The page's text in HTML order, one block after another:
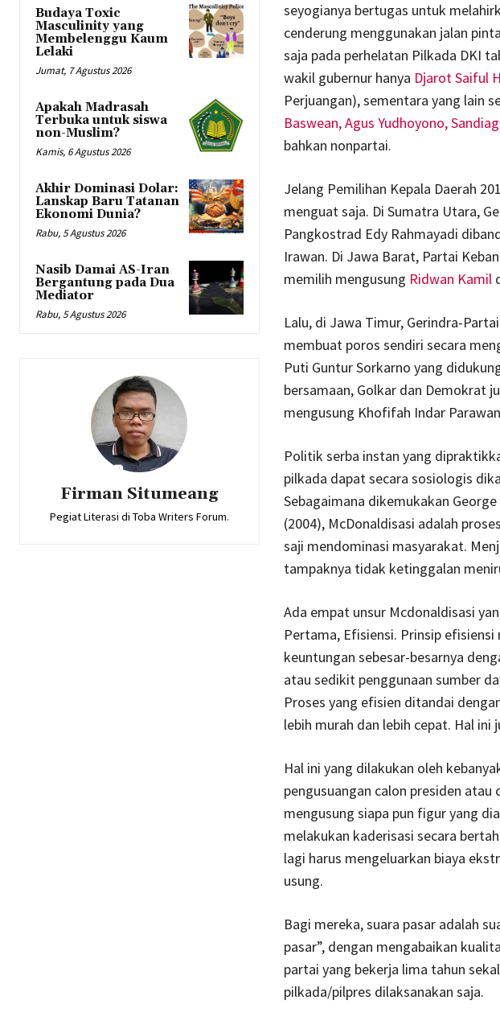
Budaya Toxic
Masculinity yang
Membelenggu Kaum
Lelaki
Jumat, 7 Agustus 2026
Apakah Madrasah
Terbuka untuk siswa
non-Muslim?
Kamis, 6 Agustus 2026
Akhir Dominasi Dolar:
Lanskap Baru Tatanan
Ekonomi Dunia?
Rabu, 5 Agustus 2026
Nasib Damai AS-Iran
Bergantung pada Dua
Mediator
Rabu, 5 Agustus 2026
Firman Situmeang
Pegiat Literasi di Toba Writers Forum.
seyogianya bertugas untuk
cenderung menggunakan jalan
saja pada perhelatan Pilkada DKI
wakil gubernur hanya Djarot Saiful
Perjuangan), sementara yang lain
Baswean,Agus Yudhoyono,
bahkan nonpartai.
Jelang Pemilihan Kepala Daerah
menguat saja. Di Sumatra Utara,
Pangkostrad Edy Rahmayadi
Irawan. Di Jawa Barat, Partai
memilih mengusung Ridwan Kamil
Lalu, di Jawa Timur, Gerindra-
membuat poros sendiri secara
Puti Guntur Sorkarno yang
bersamaan, Golkar dan Demokrat
mengusung Khofifah Indar
Politik serba instan yang
pilkada dapat secara sosiologis
Sebagaimana dikemukakan
(2004), McDonaldisasi adalah
saji mendominasi masyarakat.
tampaknya tidak ketinggalan
Ada empat unsur Mcdonaldisasi
Pertama, Efisiensi. Prinsip
keuntungan sebesar-besarnya
atau sedikit penggunaan sumber
Proses yang efisien ditandai
lebih murah dan lebih cepat. Hal ini
Hal ini yang dilakukan oleh
pengusuangan calon presiden
mengusung siapa pun figur yang
melakukan kaderisasi secara
lagi harus mengeluarkan biaya
usung.
Bagi mereka, suara pasar adalah
pasar”, dengan mengabaikan
partai yang bekerja lima tahun
pilkada/pilpres dilaksanakan saja.